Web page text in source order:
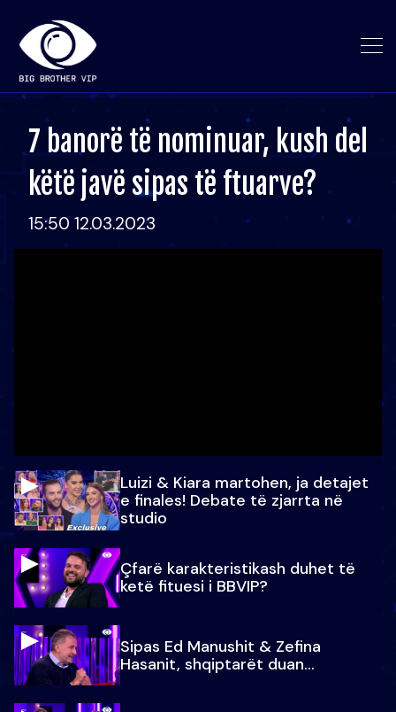
7 banorë të nominuar, kush del
këtë javë sipas të ftuarve?
15:50 12.03.2023
Luizi & Kiara martohen, ja detajet
e finales! Debate të zjarrta në
studio
Çfarë karakteristikash duhet të
ketë fituesi i BBVIP?
Sipas Ed Manushit & Zefina
Hasanit, shqiptarët duan...